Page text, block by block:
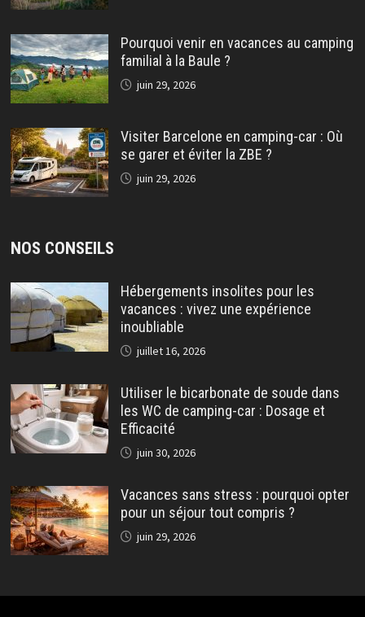
Pourquoi venir en vacances au camping
familial à la Baule ?
juin 29, 2026
Visiter Barcelone en camping-car : Où
se garer et éviter la ZBE ?
juin 29, 2026
NOS CONSEILS
Hébergements insolites pour les
vacances : vivez une expérience
inoubliable
juillet 16, 2026
Utiliser le bicarbonate de soude dans
les WC de camping-car : Dosage et
Efficacité
juin 30, 2026
Vacances sans stress : pourquoi opter
pour un séjour tout compris ?
juin 29, 2026